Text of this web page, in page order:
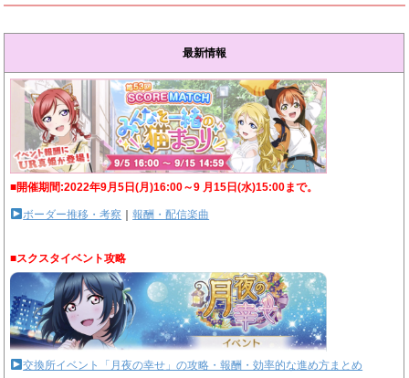
最新情報
■開催期間:2022年9月5日(月)16:00～9 月15日(水)15:00まで。
ボーダー推移・考察 ｜報酬・配信楽曲
■スクスタイベント攻略
交換所イベント「月夜の幸せ」の攻略・報酬・効率的な進め方まとめ